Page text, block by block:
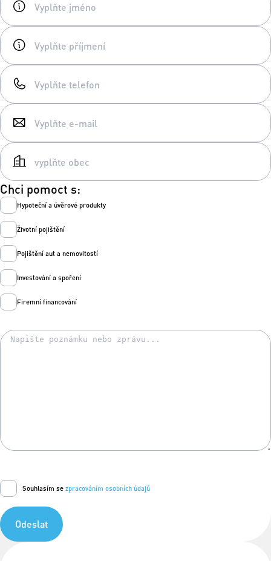
Chci pomoct s:
Hypoteční a úvěrové produkty
Životní pojištění
Pojištění aut a nemovitostí
Investování a spoření
Firemní financování
Souhlasím se zpracováním osobních údajů
Odeslat